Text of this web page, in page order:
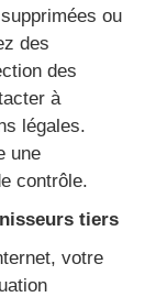
ou
des
des
à
légales.
une
contrôle.
tiers
votre